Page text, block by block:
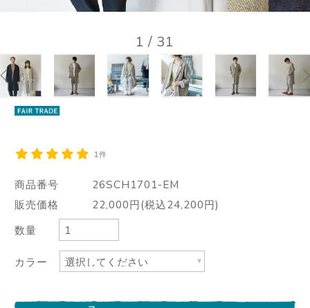
1 / 31
1件
商品番号
26SCH1701-EM
販売価格
22,000円(税込24,200円)
数量
カラー